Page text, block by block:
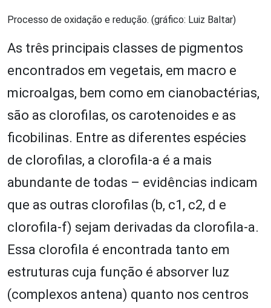
Processo de oxidação e redução. (gráfico: Luiz Baltar)
As três principais classes de pigmentos
encontrados em vegetais, em macro e
microalgas, bem como em cianobactérias,
são as clorofilas, os carotenoides e as
ficobilinas. Entre as diferentes espécies
de clorofilas, a clorofila-a é a mais
abundante de todas – evidências indicam
que as outras clorofilas (b, c1, c2, d e
clorofila-f) sejam derivadas da clorofila-a.
Essa clorofila é encontrada tanto em
estruturas cuja função é absorver luz
(complexos antena) quanto nos centros